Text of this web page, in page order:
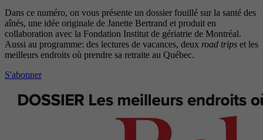
Dans ce numéro, on vous présente un dossier fouillé sur la santé des
aînés, une idée originale de Janette Bertrand et produit en
collaboration avec la Fondation Institut de gériatrie de Montréal.
Aussi au programme: des lectures de vacances, deux road trips et les
meilleurs endroits où prendre sa retraite au Québec.
S'abonner